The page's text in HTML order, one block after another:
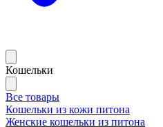
Кошельки
Все товары
Кошельки из кожи питона
Женские кошельки из питона